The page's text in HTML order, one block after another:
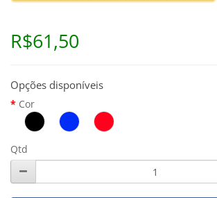
R$61,50
Opções disponíveis
Cor
Qtd